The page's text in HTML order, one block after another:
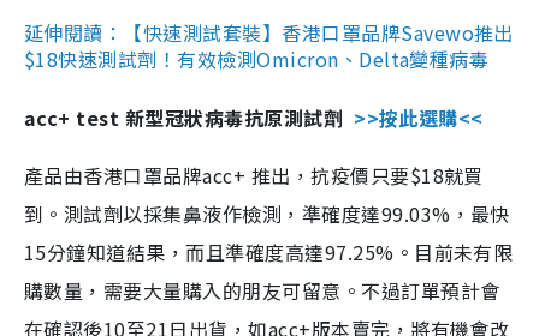
延伸閱讀：【快速測試套裝】香港口罩品牌Savewo推出
$18快速測試劑！有效檢測Omicron、Delta變種病毒
acc+ test 新型冠狀病毒抗原測試劑 >>按此選購<<
產品由香港口罩品牌acc+ 推出，抗疫價只要$18就買
到。測試劑以採集鼻液作檢測，準確度達99.03%，最快
15分鐘知道結果，而且準確度高達97.25%。目前未有限
購數量，需要大量購入的朋友可留意。不過訂單預計會
在確認後10至21日出貨，如acc+版本賣完，將有機會改